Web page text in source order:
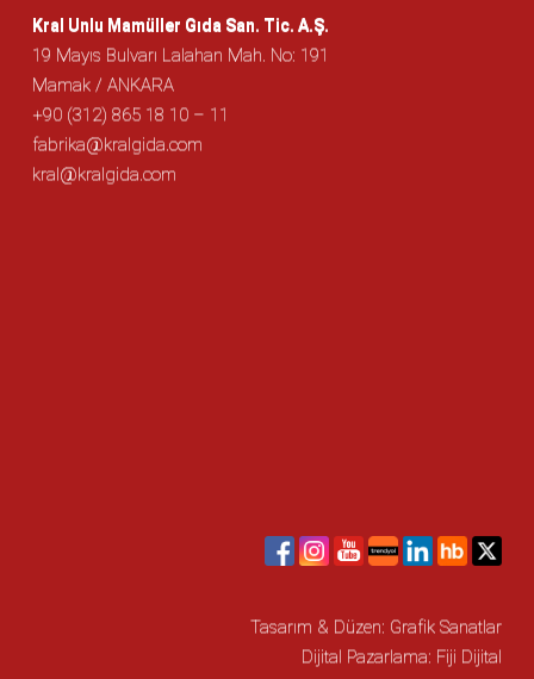
Kral Unlu Mamüller Gıda San. Tic. A.Ş.
19 Mayıs Bulvarı Lalahan Mah. No: 191
Mamak / ANKARA
+90 (312) 865 18 10 – 11
fabrika@kralgida.com
kral@kralgida.com
Tasarım & Düzen: Grafik Sanatlar
Dijital Pazarlama: Fiji Dijital